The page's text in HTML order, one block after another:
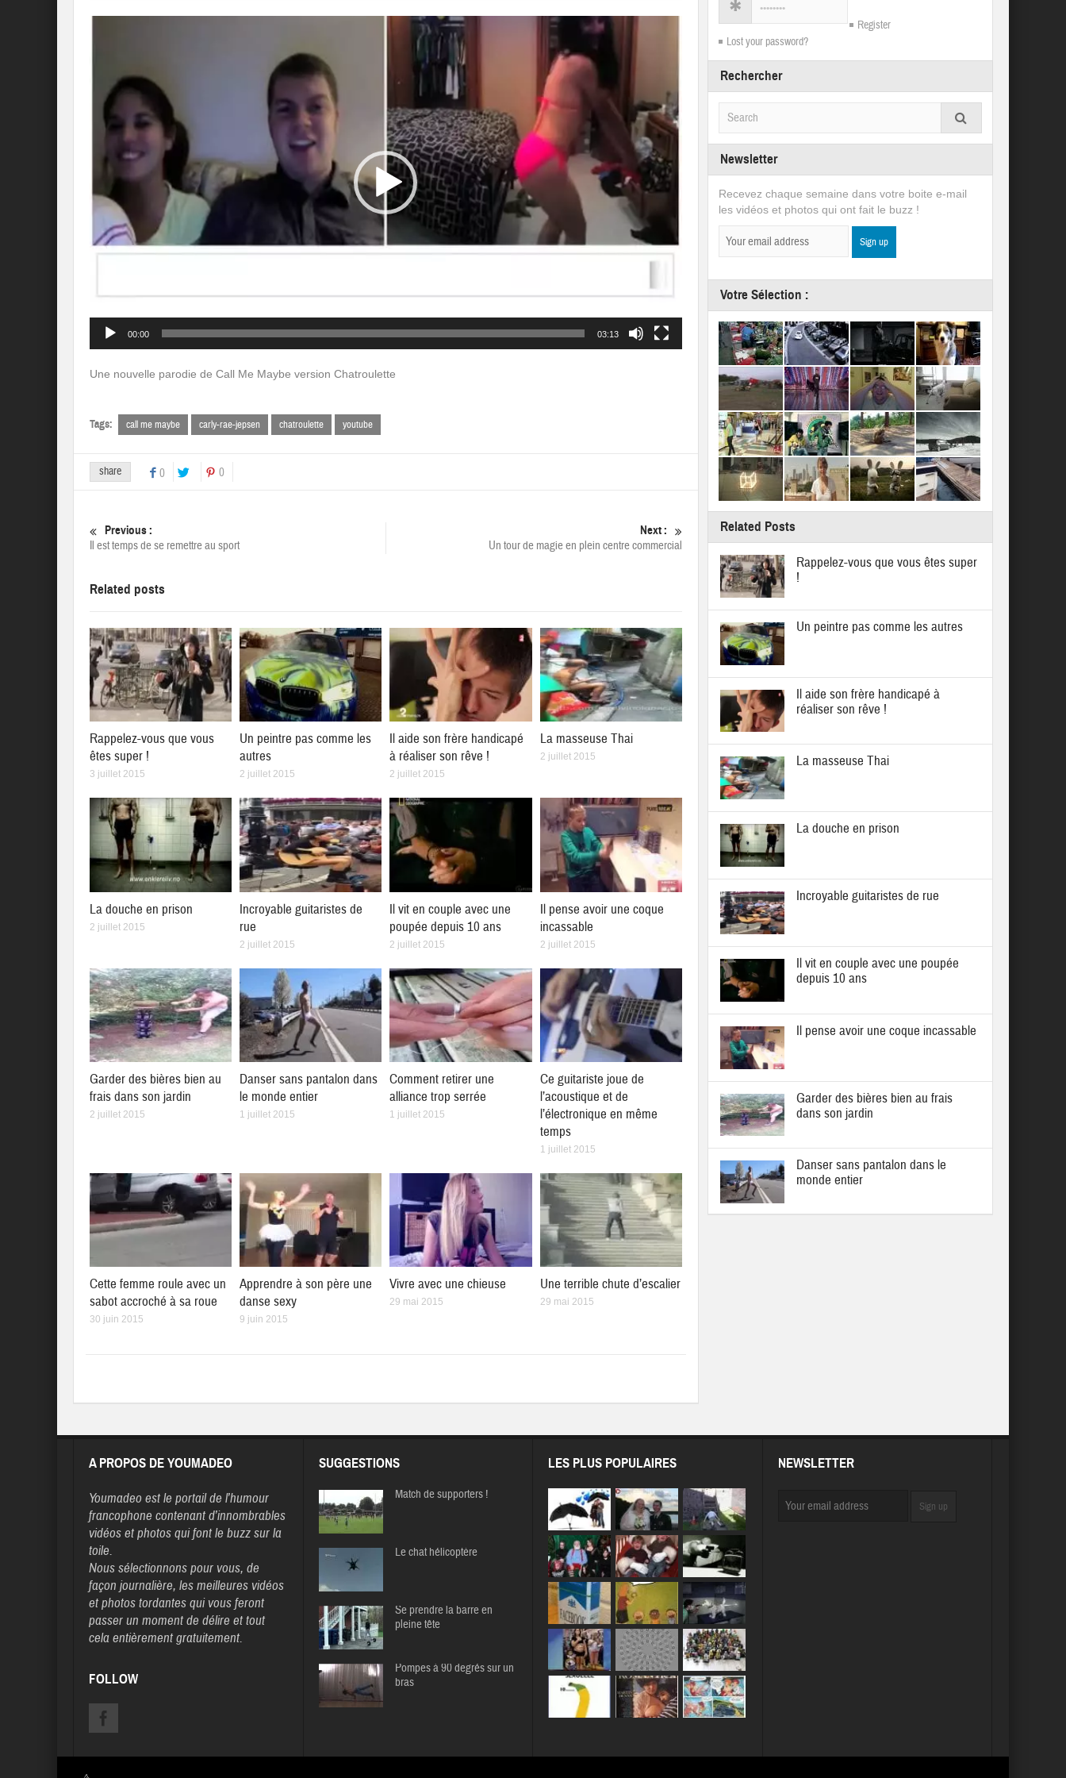
00:00 03:13
Une nouvelle parodie de Call Me Maybe version Chatroulette
Tags: call me maybe carly-rae-jepsen chatroulette youtube
share 0 0
Previous :
Il est temps de se remettre au sport
Next :
Un tour de magie en plein centre commercial
Related posts
Rappelez-vous que vous
êtes super !
3 juillet 2015
Un peintre pas comme les
autres
2 juillet 2015
Il aide son frère handicapé
à réaliser son rêve !
2 juillet 2015
La masseuse Thai
2 juillet 2015
La douche en prison
2 juillet 2015
Incroyable guitaristes de
rue
2 juillet 2015
Il vit en couple avec une
poupée depuis 10 ans
2 juillet 2015
Il pense avoir une coque
incassable
2 juillet 2015
Garder des bières bien au
frais dans son jardin
2 juillet 2015
Danser sans pantalon dans
le monde entier
1 juillet 2015
Comment retirer une
alliance trop serrée
1 juillet 2015
Ce guitariste joue de
l’acoustique et de
l’électronique en même
temps
1 juillet 2015
Cette femme roule avec un
sabot accroché à sa roue
30 juin 2015
Apprendre à son père une
danse sexy
9 juin 2015
Vivre avec une chieuse
29 mai 2015
Une terrible chute d’escalier
29 mai 2015
Register
Lost your password?
Rechercher
Newsletter
Recevez chaque semaine dans votre boite e-mail
les vidéos et photos qui ont fait le buzz !
Votre Sélection :
Related Posts
Rappelez-vous que vous êtes super
!
Un peintre pas comme les autres
Il aide son frère handicapé à
réaliser son rêve !
La masseuse Thai
La douche en prison
Incroyable guitaristes de rue
Il vit en couple avec une poupée
depuis 10 ans
Il pense avoir une coque incassable
Garder des bières bien au frais
dans son jardin
Danser sans pantalon dans le
monde entier
A PROPOS DE YOUMADEO
Youmadeo est le portail de l’humour
francophone contenant d’innombrables
vidéos et photos qui font le buzz sur la
toile.
Nous sélectionnons pour vous, de
façon journalière, les meilleures vidéos
et photos tordantes qui vous feront
passer un moment de délire et tout
cela entièrement gratuitement.
FOLLOW
SUGGESTIONS
Match de supporters !
Le chat hélicoptère
Se prendre la barre en
pleine tête
Pompes à 90 degrés sur un
bras
LES PLUS POPULAIRES NEWSLETTER